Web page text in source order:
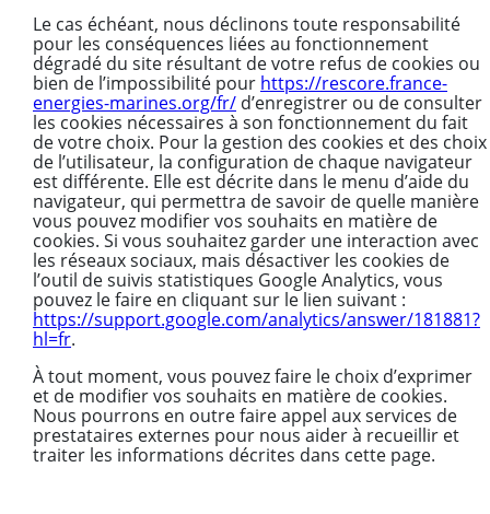
Le cas échéant, nous déclinons toute responsabilité
pour les conséquences liées au fonctionnement
dégradé du site résultant de votre refus de cookies ou
bien de l’impossibilité pour https://rescore.france-
energies-marines.org/fr/ d’enregistrer ou de consulter
les cookies nécessaires à son fonctionnement du fait
de votre choix. Pour la gestion des cookies et des choix
de l’utilisateur, la configuration de chaque navigateur
est différente. Elle est décrite dans le menu d’aide du
navigateur, qui permettra de savoir de quelle manière
vous pouvez modifier vos souhaits en matière de
cookies. Si vous souhaitez garder une interaction avec
les réseaux sociaux, mais désactiver les cookies de
l’outil de suivis statistiques Google Analytics, vous
pouvez le faire en cliquant sur le lien suivant :
https://support.google.com/analytics/answer/181881?
hl=fr.
À tout moment, vous pouvez faire le choix d’exprimer
et de modifier vos souhaits en matière de cookies.
Nous pourrons en outre faire appel aux services de
prestataires externes pour nous aider à recueillir et
traiter les informations décrites dans cette page.